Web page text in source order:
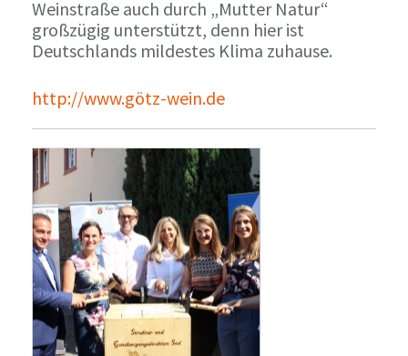
Weinstraße auch durch „Mutter Natur“
großzügig unterstützt, denn hier ist
Deutschlands mildestes Klima zuhause.
http://www.götz-wein.de